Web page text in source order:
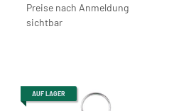
Preisaufdruck
Preise nach Anmeldung
sichtbar
AUF LAGER